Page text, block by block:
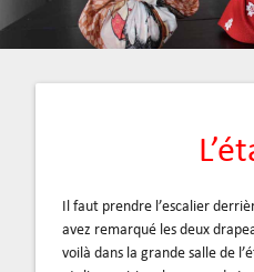
Il faut prendre l’escalier
avez remarqué les deux
voilà dans la grande salle de